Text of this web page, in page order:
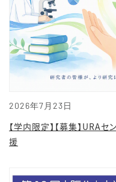
2026年7月23日
【学内限定】【募集】URA
援